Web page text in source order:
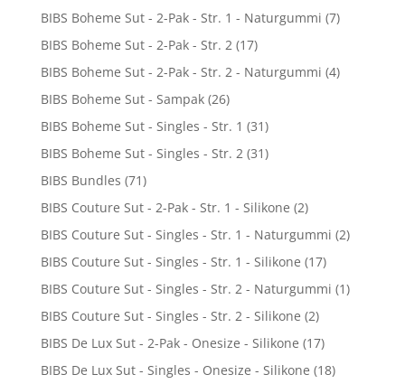
BIBS Boheme Sut - 2-Pak - Str. 1 - Naturgummi (7)
BIBS Boheme Sut - 2-Pak - Str. 2 (17)
BIBS Boheme Sut - 2-Pak - Str. 2 - Naturgummi (4)
BIBS Boheme Sut - Sampak (26)
BIBS Boheme Sut - Singles - Str. 1 (31)
BIBS Boheme Sut - Singles - Str. 2 (31)
BIBS Bundles (71)
BIBS Couture Sut - 2-Pak - Str. 1 - Silikone (2)
BIBS Couture Sut - Singles - Str. 1 - Naturgummi (2)
BIBS Couture Sut - Singles - Str. 1 - Silikone (17)
BIBS Couture Sut - Singles - Str. 2 - Naturgummi (1)
BIBS Couture Sut - Singles - Str. 2 - Silikone (2)
BIBS De Lux Sut - 2-Pak - Onesize - Silikone (17)
BIBS De Lux Sut - Singles - Onesize - Silikone (18)